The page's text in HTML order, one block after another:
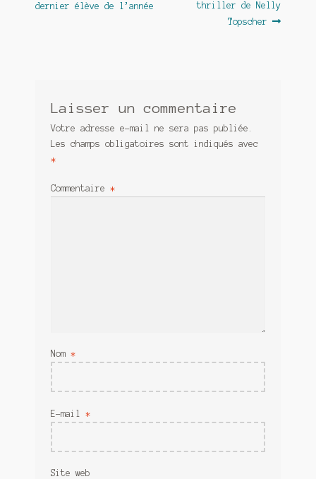
de
précédent :
dernier élève de l’année suivant :
thriller de Nelly
Topscher
Laisser un commentaire
Votre adresse e-mail ne sera pas publiée.
Les champs obligatoires sont indiqués avec
*
Commentaire *
Nom *
E-mail *
Site web